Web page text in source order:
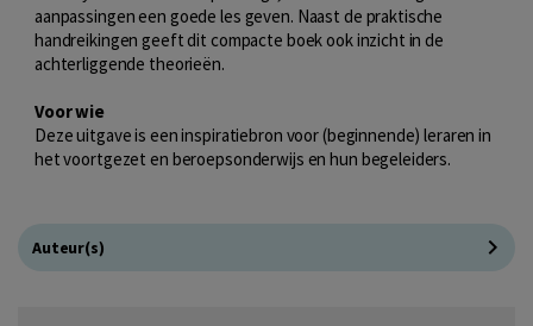
aanpassingen een goede les geven. Naast de praktische
handreikingen geeft dit compacte boek ook inzicht in de
achterliggende theorieën.
Voor wie
Deze uitgave is een inspiratiebron voor (beginnende) leraren in
het voortgezet en beroepsonderwijs en hun begeleiders.
Auteur(s)